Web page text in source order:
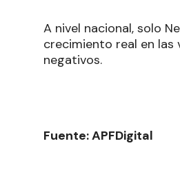
A nivel nacional, solo
crecimiento real en
negativos.
Fuente: APFDigital